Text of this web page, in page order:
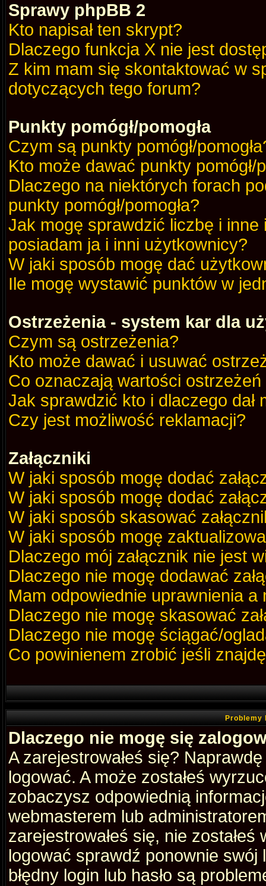
Sprawy phpBB 2
Kto napisał ten skrypt?
Dlaczego funkcja X nie jest
Z kim mam się skontaktować w
dotyczących tego forum?
Punkty pomógł/pomogła
Czym są punkty pomógł/
Kto może dawać punkty pomógł/
Dlaczego na niektórych forach
punkty pomógł/pomogła?
Jak mogę sprawdzić liczbę i
posiadam ja i inni użytkownicy?
W jaki sposób mogę dać
Ile mogę wystawić punktów w
Ostrzeżenia - system kar dla
Czym są ostrzeżenia?
Kto może dawać i usuwać
Co oznaczają wartości
Jak sprawdzić kto i dlaczego dał
Czy jest możliwość reklamacji?
Załączniki
W jaki sposób mogę dodać
W jaki sposób mogę dodać
W jaki sposób skasować
W jaki sposób mogę
Dlaczego mój załącznik nie jest
Dlaczego nie mogę dodawać
Mam odpowiednie uprawnienia a
Dlaczego nie mogę skasować
Dlaczego nie mogę ściągać/
Co powinienem zrobić jeśli
Problemy
Dlaczego nie mogę się
A zarejestrowałeś się?
logować. A może zostałeś
zobaczysz odpowiednią
webmasterem lub
zarejestrowałeś się, nie
logować sprawdź ponownie swój
błędny login lub hasło są